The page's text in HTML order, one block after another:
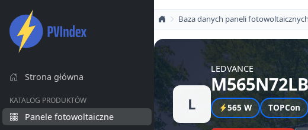
Strona główna
KATALOG PRODUKTÓW
Panele fotowoltaiczne
Baza danych paneli fotowoltaicznych
L
LEDVANCE
565 W TOPCon